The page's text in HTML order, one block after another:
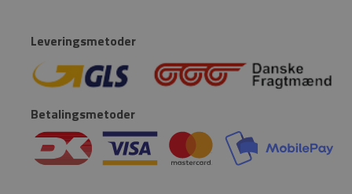
Leveringsmetoder
Betalingsmetoder